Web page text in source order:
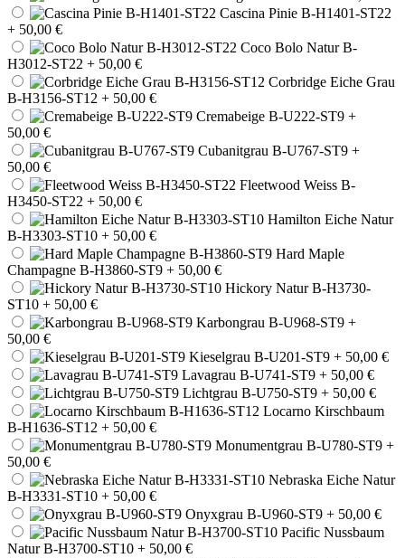
Cascina Pinie B-H1401-ST22
+ 50,00 €
Coco Bolo Natur B-
H3012-ST22 + 50,00 €
Corbridge Eiche Grau
B-H3156-ST12 + 50,00 €
Cremabeige B-U222-ST9 +
50,00 €
Cubanitgrau B-U767-ST9 +
50,00 €
Fleetwood Weiss B-
H3450-ST22 + 50,00 €
Hamilton Eiche Natur
B-H3303-ST10 + 50,00 €
Hard Maple
Champagne B-H3860-ST9 + 50,00 €
Hickory Natur B-H3730-
ST10 + 50,00 €
Karbongrau B-U968-ST9 +
50,00 €
Kieselgrau B-U201-ST9 + 50,00 €
Lavagrau B-U741-ST9 + 50,00 €
Lichtgrau B-U750-ST9 + 50,00 €
Locarno Kirschbaum
B-H1636-ST12 + 50,00 €
Monumentgrau B-U780-ST9 +
50,00 €
Nebraska Eiche Natur
B-H3331-ST10 + 50,00 €
Onyxgrau B-U960-ST9 + 50,00 €
Pacific Nussbaum
Natur B-H3700-ST10 + 50,00 €